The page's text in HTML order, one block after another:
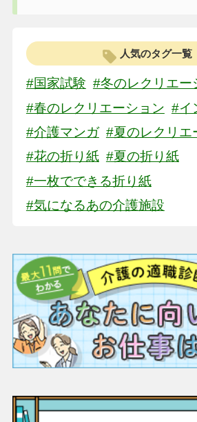
人気のタグ一覧
#国家試験 #冬のレクリエー
#春のレクリエーション #イ
#介護マンガ #夏のレクリエ
#花の折り紙 #夏の折り紙
#一枚でできる折り紙
#気になるあの介護施設